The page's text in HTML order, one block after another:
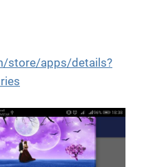
store/apps/details?